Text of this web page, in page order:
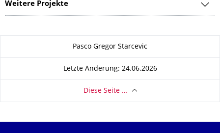
Weitere Projekte
Zu dieser SeitePasco Gregor Starcevic
Letzte Änderung: 24.06.2026
Diese Seite …